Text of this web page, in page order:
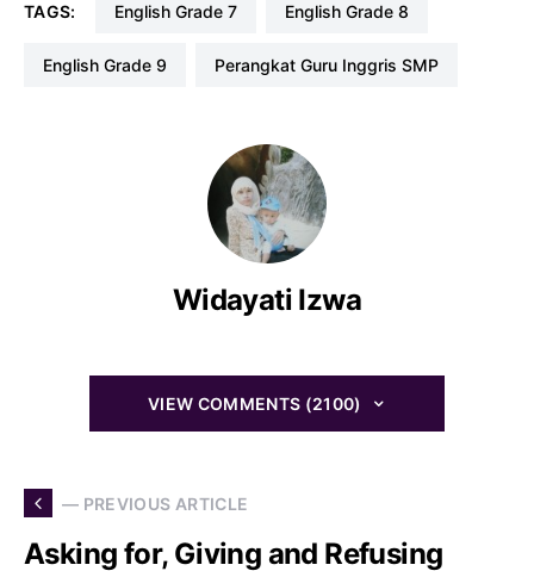
Kalian perlu mengetahui
TAGS: English Grade 7 English Grade 8
English Grade 9 Perangkat Guru Inggris SMP
Widayati Izwa
VIEW COMMENTS (2100)
— PREVIOUS ARTICLE
Asking for, Giving and Refusing